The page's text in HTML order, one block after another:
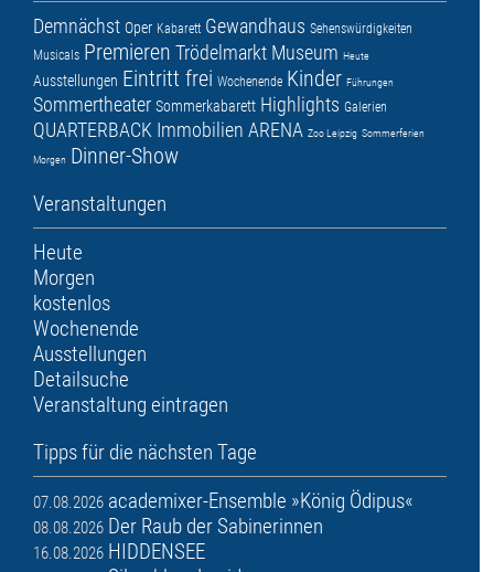
Demnächst Oper Kabarett Gewandhaus Sehenswürdigkeiten
Musicals Premieren Trödelmarkt Museum Heute
Ausstellungen Eintritt frei Wochenende Kinder Führungen
Sommertheater Sommerkabarett Highlights Galerien
QUARTERBACK Immobilien ARENA Zoo Leipzig Sommerferien
Morgen Dinner-Show
Veranstaltungen
Heute
Morgen
kostenlos
Wochenende
Ausstellungen
Detailsuche
Veranstaltung eintragen
Tipps für die nächsten Tage
07.08.2026 academixer-Ensemble »König Ödipus«
08.08.2026 Der Raub der Sabinerinnen
16.08.2026 HIDDENSEE